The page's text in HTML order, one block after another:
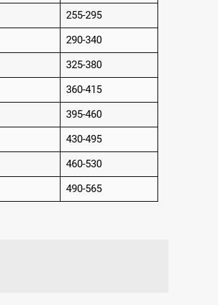
255-295
290-340
325-380
360-415
395-460
430-495
460-530
490-565